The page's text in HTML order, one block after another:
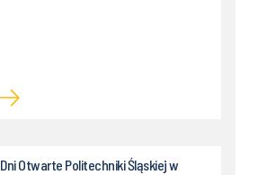
Dni Otwarte Politechniki Śląskiej w